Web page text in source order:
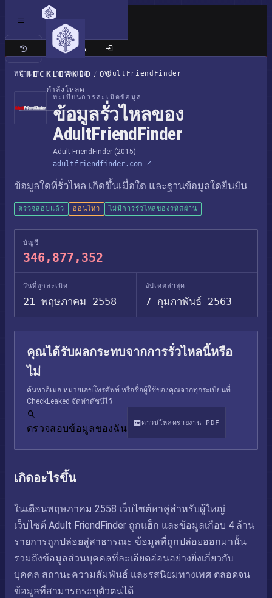
CHECKLEAKED.CC
กำลังโหลด
เว็บไซต์แบบคลาสสิก
หน้าแรก / การละเมิด / AdultFriendFinder
ทะเบียนการละเมิดข้อมูล
ข้อมูลรั่วไหลของ
AdultFriendFinder
Adult FriendFinder (2015)
adultfriendfinder.com
ข้อมูลใดที่รั่วไหล เกิดขึ้นเมื่อใด และฐานข้อมูลใดยืนยัน
ตรวจสอบแล้ว อ่อนไหว ไม่มีการรั่วไหลของรหัสผ่าน
บัญชี
346,877,352
วันที่ถูกละเมิด
21 พฤษภาคม 2558
อัปเดตล่าสุด
7 กุมภาพันธ์ 2563
คุณได้รับผลกระทบจากการรั่วไหลนี้หรือ
ไม่
ค้นหาอีเมล หมายเลขโทรศัพท์ หรือชื่อผู้ใช้ของคุณจากทุกระเบียนที่
CheckLeaked จัดทำดัชนีไว้
ตรวจสอบข้อมูลของฉัน ดาวน์โหลดรายงาน PDF
เกิดอะไรขึ้น
ในเดือนพฤษภาคม 2558 เว็บไซต์หาคู่สำหรับผู้ใหญ่
เว็บไซต์ Adult FriendFinder ถูกแฮ็ก และข้อมูลเกือบ 4 ล้าน
รายการถูกปล่อยสู่สาธารณะ ข้อมูลที่ถูกปล่อยออกมานั้น
รวมถึงข้อมูลส่วนบุคคลที่ละเอียดอ่อนอย่างยิ่งเกี่ยวกับ
บุคคล สถานะความสัมพันธ์ และรสนิยมทางเพศ ตลอดจน
ข้อมูลที่สามารถระบุตัวตนได้